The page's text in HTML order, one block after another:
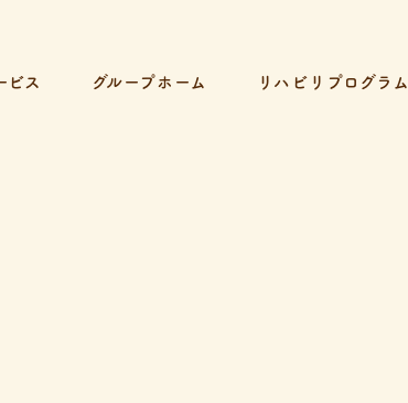
ビス グループホーム リハビリプログラム